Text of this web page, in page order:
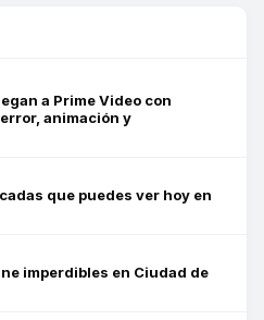
a Prime Video con
animación y
que puedes ver hoy en
imperdibles en Ciudad de